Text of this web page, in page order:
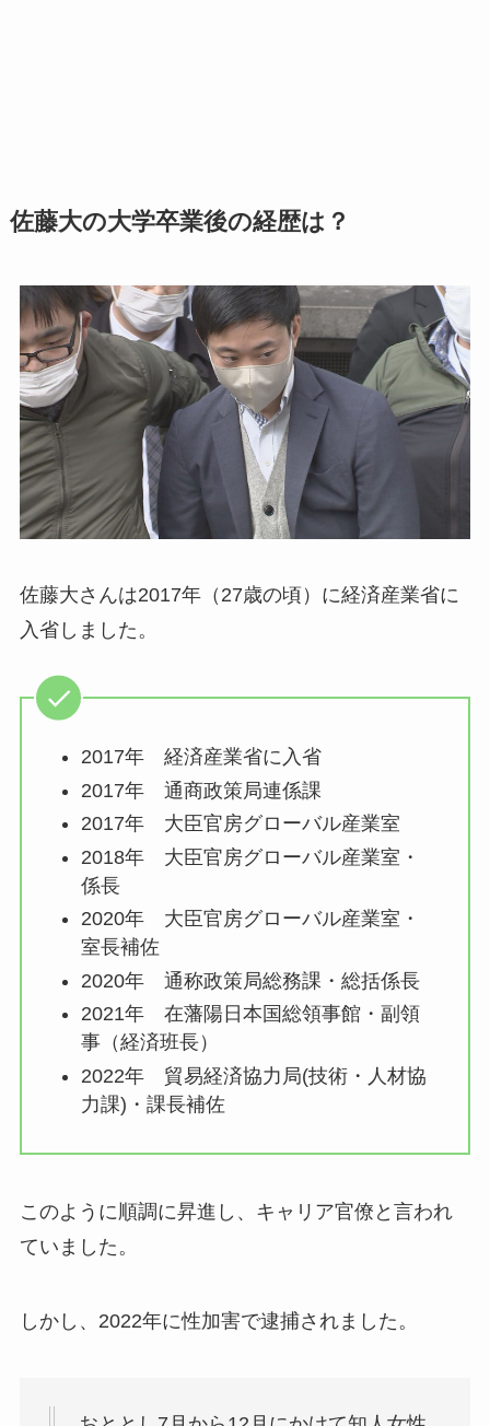
佐藤大の大学卒業後の経歴は？
佐藤大さんは2017年（27歳の頃）に経済産業省に
入省しました。
2017年 経済産業省に入省
2017年 通商政策局連係課
2017年 大臣官房グローバル産業室
2018年 大臣官房グローバル産業室・
係長
2020年 大臣官房グローバル産業室・
室長補佐
2020年 通称政策局総務課・総括係長
2021年 在藩陽日本国総領事館・副領
事（経済班長）
2022年 貿易経済協力局(技術・人材協
力課)・課長補佐
このように順調に昇進し、キャリア官僚と言われ
ていました。
しかし、2022年に性加害で逮捕されました。